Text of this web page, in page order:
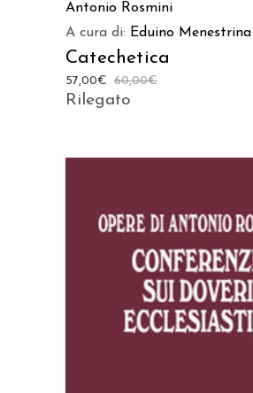
Antonio Rosmini
A cura di: Eduino Menestrina
Catechetica
60,00€
57,00€
Rilegato